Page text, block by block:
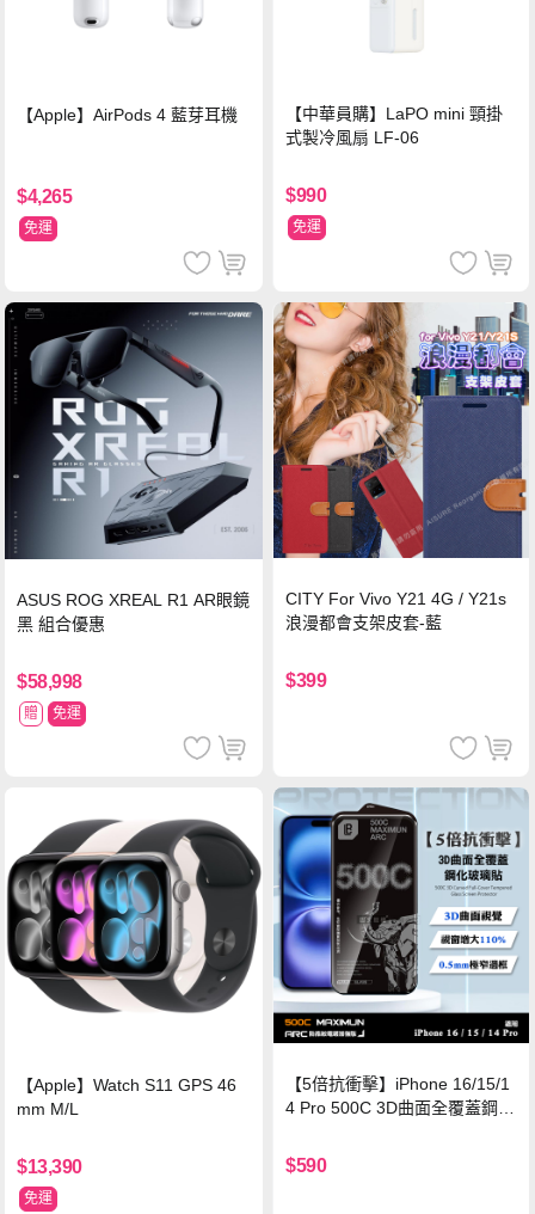
【Apple】AirPods 4 藍芽耳機
$4,265
免運
【中華員購】LaPO mini 頸掛
式製冷風扇 LF-06
$990
免運
ASUS ROG XREAL R1 AR眼鏡
黑 組合優惠
$58,998
贈 免運
CITY For Vivo Y21 4G / Y21s
浪漫都會支架皮套-藍
$399
【Apple】Watch S11 GPS 46
mm M/L
$13,390
免運
【5倍抗衝擊】iPhone 16/15/1
4 Pro 500C 3D曲面全覆蓋鋼化
保護貼
$590